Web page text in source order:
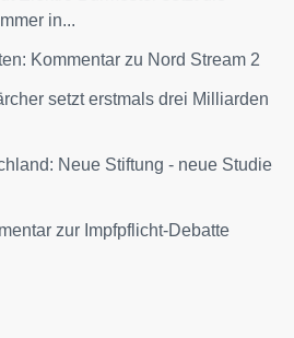
in...
Kommentar zu Nord Stream 2
setzt erstmals drei Milliarden
Neue Stiftung - neue Studie
zur Impfpflicht-Debatte